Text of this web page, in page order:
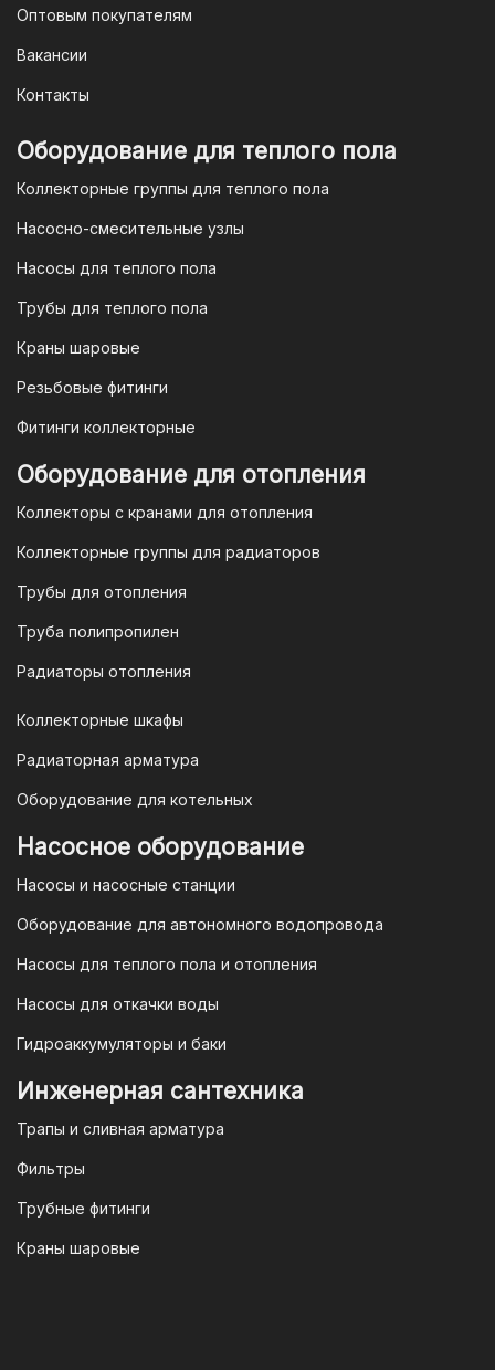
Оптовым покупателям
Вакансии
Контакты
Оборудование для теплого пола
Коллекторные группы для теплого пола
Насосно-смесительные узлы
Насосы для теплого пола
Трубы для теплого пола
Краны шаровые
Резьбовые фитинги
Фитинги коллекторные
Оборудование для отопления
Коллекторы с кранами для отопления
Коллекторные группы для радиаторов
Трубы для отопления
Труба полипропилен
Радиаторы отопления
Коллекторные шкафы
Радиаторная арматура
Оборудование для котельных
Насосное оборудование
Насосы и насосные станции
Оборудование для автономного водопровода
Насосы для теплого пола и отопления
Насосы для откачки воды
Гидроаккумуляторы и баки
Инженерная сантехника
Трапы и сливная арматура
Фильтры
Трубные фитинги
Краны шаровые